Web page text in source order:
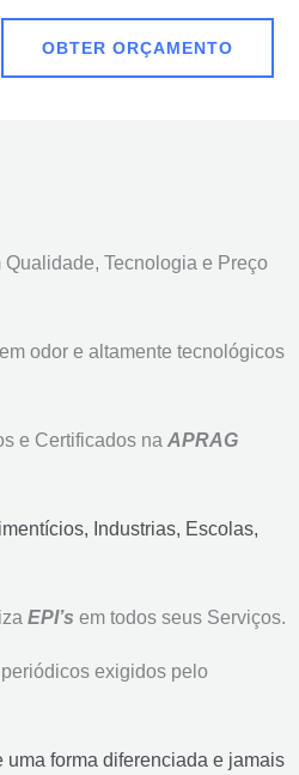
OBTER ORÇAMENTO
Tecnologia e Preço
odor e altamente tecnológicos
e Certificados na APRAG
Industrias, Escolas,
EPI’s em todos seus Serviços.
exigidos pelo
forma diferenciada e jamais